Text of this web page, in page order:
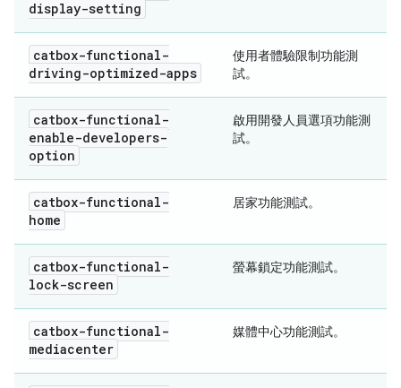
display-setting
catbox-functional-
driving-optimized-apps
使用者體驗限制功能測
試。
catbox-functional-
enable-developers-
option
啟用開發人員選項功能測
試。
catbox-functional-
home
居家功能測試。
catbox-functional-
lock-screen
螢幕鎖定功能測試。
catbox-functional-
mediacenter
媒體中心功能測試。